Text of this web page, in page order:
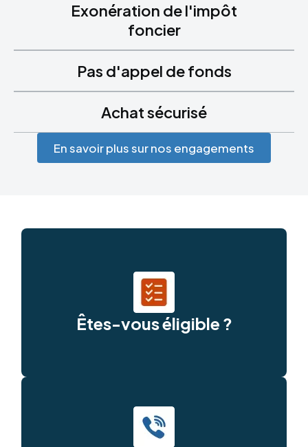
Exonération de l'impôt
foncier
Pas d'appel de fonds
Achat sécurisé
En savoir plus sur nos engagements
Êtes-vous éligible ?